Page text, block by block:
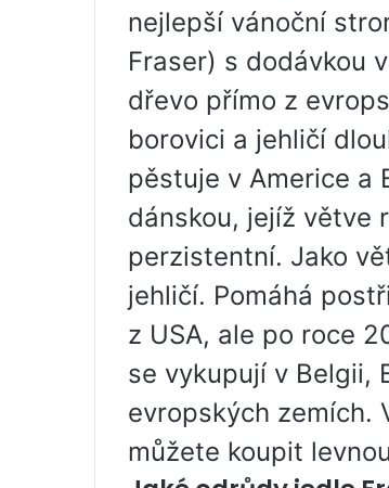
nejlepší vánoční
Fraser) s dodávkou
dřevo přímo z
borovici a jehličí
pěstuje v Americe a
dánskou, jejíž větve
perzistentní. Jako
jehličí. Pomáhá
z USA, ale po roce
se vykupují v Belgii,
evropských zemích.
můžete koupit